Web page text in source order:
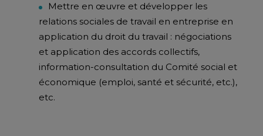
Mettre en œuvre et développer les
relations sociales de travail en entreprise en
application du droit du travail : négociations
et application des accords collectifs,
information-consultation du Comité social et
économique (emploi, santé et sécurité, etc.),
etc.